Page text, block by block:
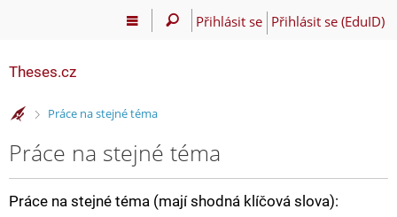
Přihlásit se Přihlásit se (EduID)
Theses.cz
>Práce na stejné téma
Práce na stejné téma
Práce na stejné téma (mají shodná klíčová slova):